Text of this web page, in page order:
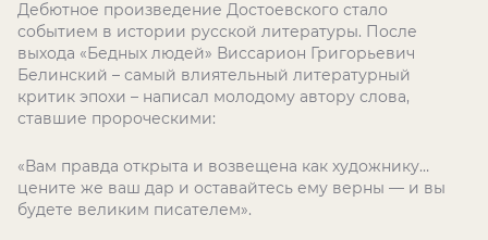
Дебютное произведение Достоевского стало
событием в истории русской литературы. После
выхода «Бедных людей» Виссарион Григорьевич
Белинский – самый влиятельный литературный
критик эпохи – написал молодому автору слова,
ставшие пророческими:
«Вам правда открыта и возвещена как художнику…
цените же ваш дар и оставайтесь ему верны — и вы
будете великим писателем».